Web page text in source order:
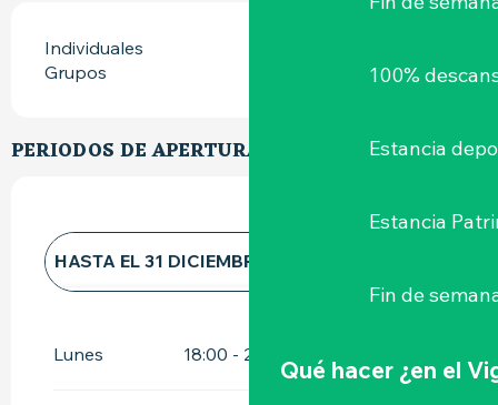
100%
Estancia
Estancia
Fin de
Qué hacer ¿en el
Individuales
Grupos
PERIODOS DE APERTURA
HASTA EL 31 DICIEMBRE 2026
Lunes
18:00 - 20:00